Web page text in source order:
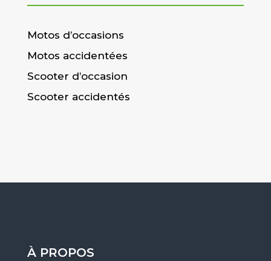
Motos d’occasions
Motos accidentées
Scooter d’occasion
Scooter accidentés
À PROPOS